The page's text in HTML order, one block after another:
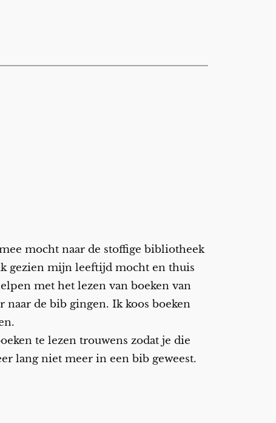
mocht naar de stoffige bibliotheek
gezien mijn leeftijd mocht en thuis
met het lezen van boeken van
de bib gingen. Ik koos boeken
te lezen trouwens zodat je die
lang niet meer in een bib geweest.